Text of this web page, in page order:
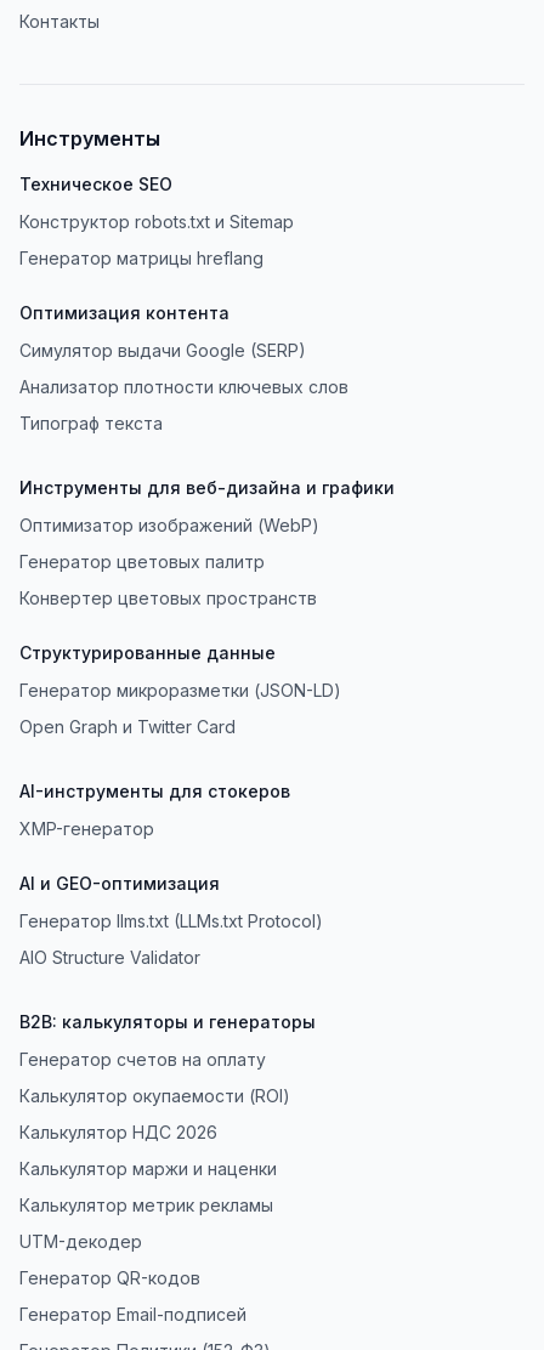
Контакты
Инструменты
Техническое SEO
Конструктор robots.txt и Sitemap
Генератор матрицы hreflang
Оптимизация контента
Симулятор выдачи Google (SERP)
Анализатор плотности ключевых слов
Типограф текста
Инструменты для веб-дизайна и графики
Оптимизатор изображений (WebP)
Генератор цветовых палитр
Конвертер цветовых пространств
Структурированные данные
Генератор микроразметки (JSON-LD)
Open Graph и Twitter Card
AI-инструменты для стокеров
XMP-генератор
AI и GEO-оптимизация
Генератор llms.txt (LLMs.txt Protocol)
AIO Structure Validator
B2B: калькуляторы и генераторы
Генератор счетов на оплату
Калькулятор окупаемости (ROI)
Калькулятор НДС 2026
Калькулятор маржи и наценки
Калькулятор метрик рекламы
UTM-декодер
Генератор QR-кодов
Генератор Email-подписей